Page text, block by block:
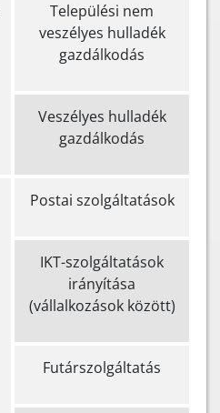
Települési nem
veszélyes hulladék
gazdálkodás
Veszélyes hulladék
gazdálkodás
Postai szolgáltatások
IKT-szolgáltatások
irányítása
(vállalkozások között)
Futárszolgáltatás